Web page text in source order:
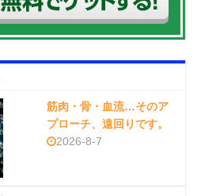
筋肉・骨・血流…そのア
プローチ、遠回りです。
2026-8-7